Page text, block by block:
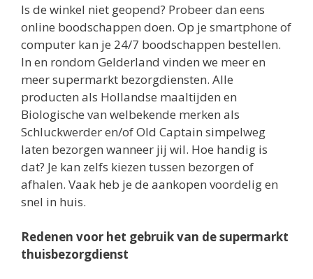
Is de winkel niet geopend? Probeer dan eens
online boodschappen doen. Op je smartphone of
computer kan je 24/7 boodschappen bestellen.
In en rondom Gelderland vinden we meer en
meer supermarkt bezorgdiensten. Alle
producten als Hollandse maaltijden en
Biologische van welbekende merken als
Schluckwerder en/of Old Captain simpelweg
laten bezorgen wanneer jij wil. Hoe handig is
dat? Je kan zelfs kiezen tussen bezorgen of
afhalen. Vaak heb je de aankopen voordelig en
snel in huis.
Redenen voor het gebruik van de supermarkt
thuisbezorgdienst